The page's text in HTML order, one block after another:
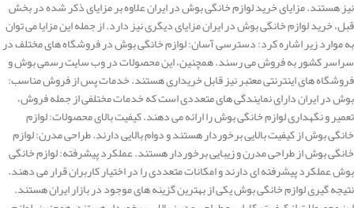
نیز هستند. مزایای خرید لوازم خانگی بوش در ایران علاوه بر مزایای ذکر شده در بخش
قبل، خرید لوازم خانگی بوش در ایران مزایای دیگری نیز دارد. از جمله این مزایا می توان
به موارد زیر اشاره کرد: دسترسی آسان: لوازم خانگی بوش در فروشگاه های مختلف در
سراسر کشور به فروش می رسند. همچنین، این محصولات در وب سایت رسمی بوش و
فروشگاه های اینترنتی معتبر نیز قابل خریداری هستند. خدمات پس از فروش مناسب:
بوش در ایران دارای نمایندگی های متعددی است که خدمات مختلفی از جمله فروش،
تعمیر و نگهداری لوازم خانگی بوش را ارائه می دهند. کیفیت بالای محصولات: لوازم
خانگی بوش از کیفیت بالایی برخوردار هستند و دوام بالایی دارند. طراحی مدرن: لوازم
خانگی بوش از طراحی مدرن و زیبایی برخوردار هستند. عملکرد پیشرفته: لوازم خانگی
بوش عملکرد پیشرفته ای دارند و امکانات متعددی را در اختیار کاربران قرار می دهند.
نتیجه گیری لوازم خانگی بوش یکی از بهترین گزینه های موجود در بازار ایران هستند.